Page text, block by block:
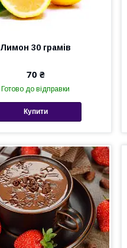
Лимон 30 грамів
70 ₴
Готово до відправки
Купити